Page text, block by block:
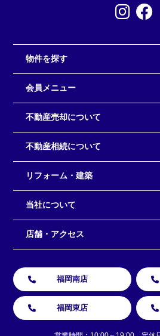
物件を探す
会員メニュー
不動産売却について
不動産相続について
リフォーム・建築
当社について
店舗・アクセス
福岡南店
福岡東店